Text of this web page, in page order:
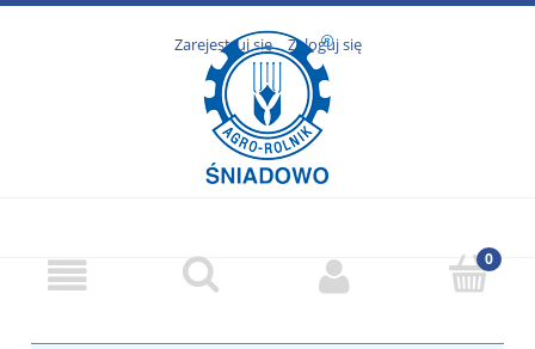
Zarejestruj się Zaloguj się